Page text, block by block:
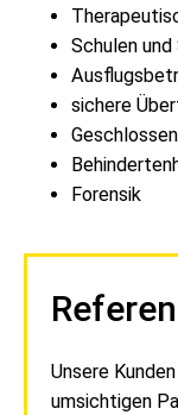
Schulen
sichere
Forensik
Unsere
umsichtigen